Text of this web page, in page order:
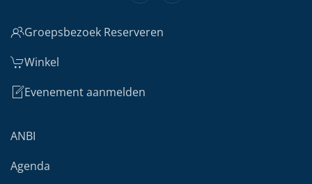
Groepsbezoek Reserveren
Winkel
Evenement aanmelden
ANBI
Agenda